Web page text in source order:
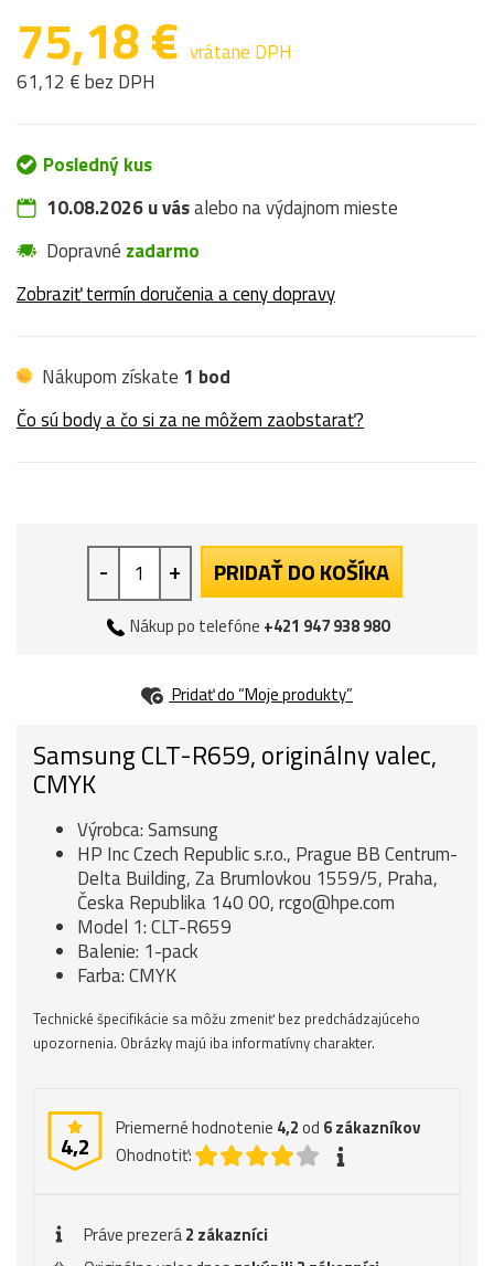
75,18 € vrátane DPH
61,12 € bez DPH
Posledný kus
10.08.2026 u vásalebo na výdajnom mieste
Dopravné zadarmo
Zobraziť termín doručenia a ceny dopravy
Nákupom získate 1 bod
Čo sú body a čo si za ne môžem zaobstarať?
- + PRIDAŤ DO KOŠÍKA
Nákup po telefóne +421 947 938 980
Pridať do “Moje produkty”
Samsung CLT-R659, originálny valec,
CMYK
Výrobca: Samsung
HP Inc Czech Republic s.r.o., Prague BB Centrum-
Delta Building, Za Brumlovkou 1559/5, Praha,
Česka Republika 140 00, rcgo@hpe.com
Model 1: CLT-R659
Balenie: 1-pack
Farba: CMYK
Technické špecifikácie sa môžu zmeniť bez predchádzajúceho
upozornenia. Obrázky majú iba informatívny charakter.
4,2
Priemerné hodnotenie 4,2od 6zákazníkov
Ohodnotiť:
Práve prezerá2 zákazníci